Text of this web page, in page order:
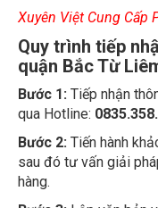
Quy trình tiếp
quận Bắc Từ Liêm
Bước 1:Tiếp nhận
qua Hotline:
Bước 2:Tiến hành
hàng.
Bước 3: